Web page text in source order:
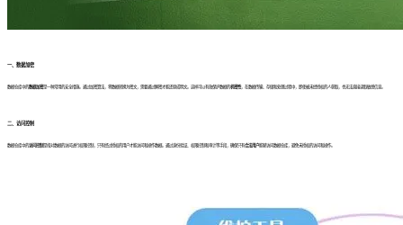
一、数据加密
数据仓库中的 数据加密是一种常用的安全措施。通过加密算法，将数据转换为密文，需要通过解密才能还原成明文。这样可以有效保护数据的机密性 ，在数据传输、存储和处理过程中，即使被未经授权的人获取，也无法直接读取敏感信息。
二、访问控制
数据仓库中的访问控制是指对数据的访问进行权限控制，只有经过授权的用户才能访问和操作数据。通过身份验证、权限控制和审计等手段，确保只有合法用户 能够访问数据仓库，避免未授权的访问和操作。